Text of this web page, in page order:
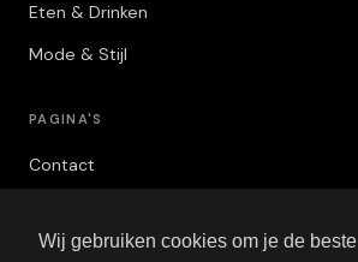
Wij gebruiken cookies om je de beste
Eten & Drinken
Mode & Stijl
PAGINA'S
Contact
Algemene Voorwaarden